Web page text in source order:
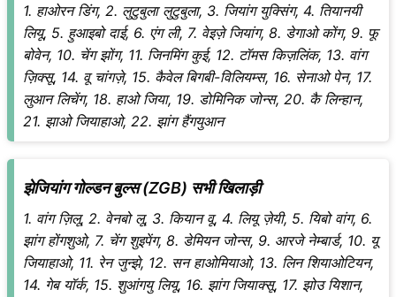
1. हाओरन डिंग, 2. लुटुबुला लुटुबुला, 3. जियांग युक्सिंग, 4. तियानयी
लियू, 5. हुआइबो दाई, 6. एंग ली, 7. वेइज़े जियांग, 8. डेगाओ कोंग, 9. फू
बोवेन, 10. चेंग झोंग, 11. जिनमिंग कुई, 12. टॉमस किज़लिंक, 13. वांग
ज़िक्सू, 14. वू चांगज़े, 15. कैवेल बिगबी-विलियम्स, 16. सेनाओ पेन, 17.
लुआन लिचेंग, 18. हाओ जिया, 19. डोमिनिक जोन्स, 20. कै लिन्हान,
21. झाओ जियाहाओ, 22. झांग हैंगयुआन
झेजियांग गोल्डन बुल्स (ZGB) सभी खिलाड़ी
1. वांग ज़िलू, 2. वेनबो लू, 3. कियान वू, 4. लियू ज़ेयी, 5. यिबो वांग, 6.
झांग होंगशुओ, 7. चेंग शुइपेंग, 8. डेमियन जोन्स, 9. आरजे नेम्बार्ड, 10. यू
जियाहाओ, 11. रेन जुन्झे, 12. सन हाओमियाओ, 13. लिन शियाओटियन,
14. गेब यॉर्क, 15. शुआंगयु लियू, 16. झांग जियाक्सू, 17. झोउ यिशान,